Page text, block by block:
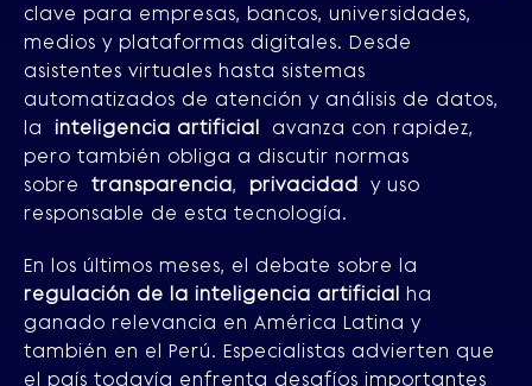
clave para empresas, bancos, universidades,
medios y plataformas digitales. Desde
asistentes virtuales hasta sistemas
automatizados de atención y análisis de datos,
la inteligencia artificial avanza con rapidez,
pero también obliga a discutir normas
sobre transparencia, privacidad y uso
responsable de esta tecnología.
En los últimos meses, el debate sobre la
regulación de la inteligencia artificial ha
ganado relevancia en América Latina y
también en el Perú. Especialistas advierten que
el país todavía enfrenta desafíos importantes